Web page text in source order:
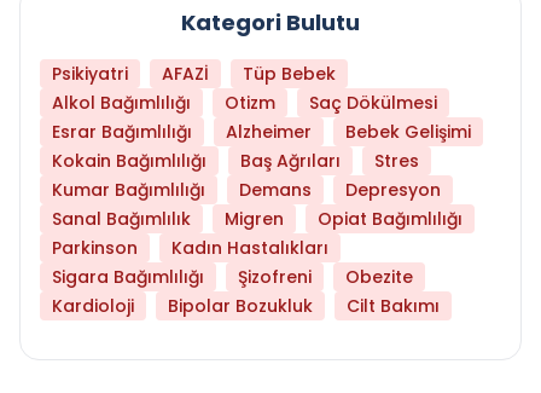
Kategori Bulutu
Psikiyatri AFAZİ
Tüp Bebek
Alkol Bağımlılığı
Otizm
Saç Dökülmesi
Esrar Bağımlılığı
Alzheimer
Bebek Gelişimi
Kokain Bağımlılığı
Baş Ağrıları
Stres
Kumar Bağımlılığı
Demans
Depresyon
Sanal Bağımlılık
Migren
Opiat Bağımlılığı
Parkinson
Kadın Hastalıkları
Sigara Bağımlılığı
Şizofreni
Obezite
Kardioloji
Bipolar Bozukluk Cilt Bakımı